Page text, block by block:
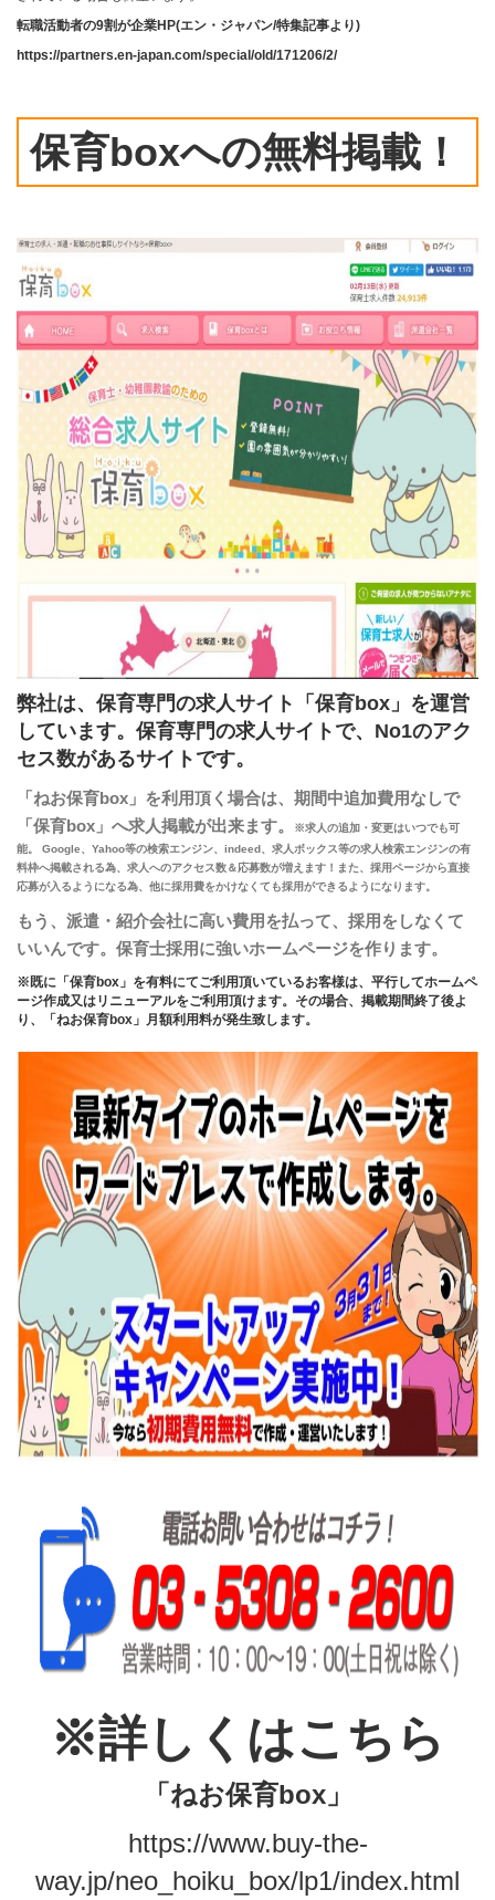
転職活動者の9割が企業HP(エン・ジャパン/特集記事より)
https://partners.en-japan.com/special/old/171206/2/
保育boxへの無料掲載！
弊社は、保育専門の求人サイト「保育box」を運営
しています。 保育専門の求人サイトで、No1のアク
セス数があるサイトです。
「ねお保育box」を利用頂く場合は、期間中追加費用なしで
「保育box」へ求人掲載が出来ます。
※求人の追加・変更はいつでも可
能。 Google、Yahoo等の検索エンジン、indeed、求人ボックス等の求人検索エンジンの有
料枠へ掲載される為、 求人へのアクセス数＆応募数が増えます！また、採用ページから直接
応募が入るようになる為、 他に採用費をかけなくても採用ができるようになります。
もう、派遣・紹介会社に高い費用を払って、採用をしなくて
いいんです。保育士採用に強いホームページを作ります。
※既に「保育box」を有料にてご利用頂いているお客様は、平行してホームペ
ージ作成又はリニューアルをご利用頂けます。その場合、掲載期間終了後よ
り、「ねお保育box」月額利用料が発生致します。
※詳しくはこちら
「ねお保育box」
https://www.buy-the-
way.jp/neo_hoiku_box/lp1/index.html